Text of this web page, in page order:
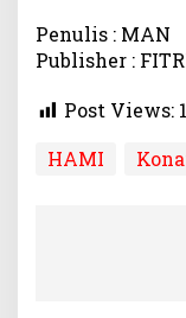
Penulis : MAN
Publisher :
Post Views:
HAMI